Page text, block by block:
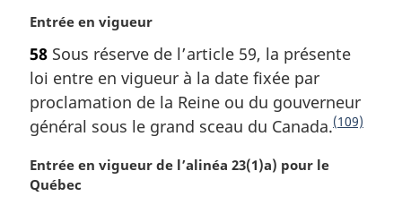
a
r
g
i
n
a
e
:
N
t
e
m
a
r
g
i
Entrée en vigueur
58 Sous réserve de l’article 59, la présente
loi entre en vigueur à la date fixée par
proclamation de la Reine ou du gouverneur
général sous le grand sceau du Canada.N
(109)
N
o
Entrée en vigueur de l’alinéa 23(1)a) pour le
Québec